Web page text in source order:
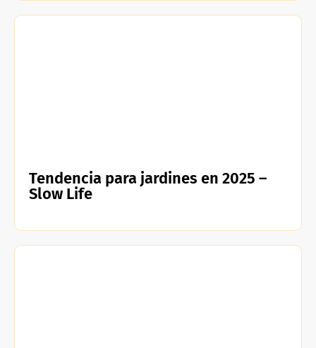
Tendencia para jardines en 2025 –
Slow Life